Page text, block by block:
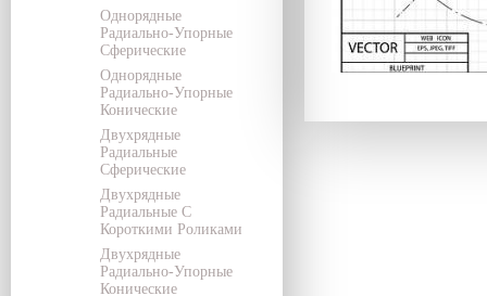
Однорядные
Радиально-Упорные
Сферические
Однорядные
Радиально-Упорные
Конические
Двухрядные
Радиальные
Сферические
Двухрядные
Радиальные С
Короткими Роликами
Двухрядные
Радиально-Упорные
Конические